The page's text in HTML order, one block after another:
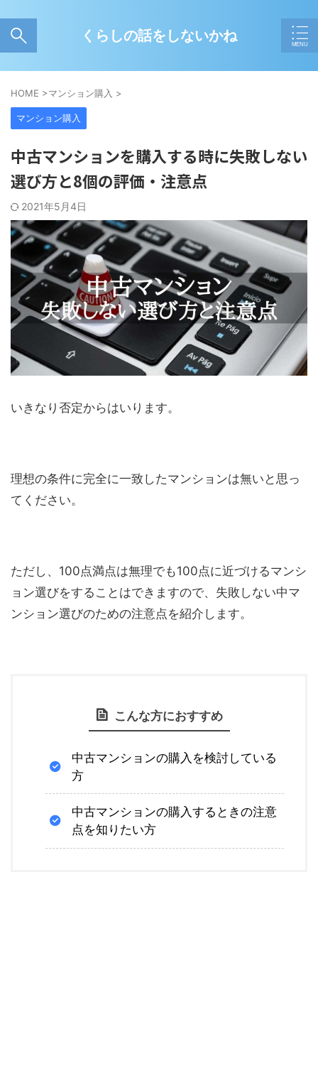
くらしの話をしないかね
HOME >マンション購入 >
マンション購入
中古マンションを購入する時に失敗しない
選び方と8個の評価・注意点
2021年5月4日
いきなり否定からはいります。
理想の条件に完全に一致したマンションは無いと思っ
てください。
ただし、100点満点は無理でも100点に近づけるマンシ
ョン選びをすることはできますので、失敗しない中マ
ンション選びのための注意点を紹介します。
こんな方におすすめ
中古マンションの購入を検討している
方
中古マンションの購入するときの注意
点を知りたい方